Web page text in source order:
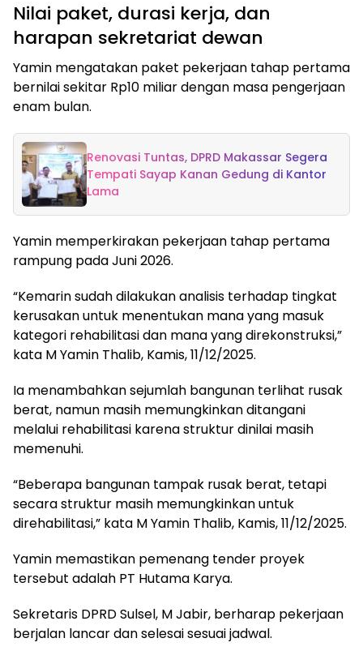
Nilai paket, durasi kerja, dan
harapan sekretariat dewan
Yamin mengatakan paket pekerjaan tahap pertama
bernilai sekitar Rp10 miliar dengan masa pengerjaan
enam bulan.
Renovasi Tuntas, DPRD Makassar Segera
Tempati Sayap Kanan Gedung di Kantor
Lama
Yamin memperkirakan pekerjaan tahap pertama
rampung pada Juni 2026.
“Kemarin sudah dilakukan analisis terhadap tingkat
kerusakan untuk menentukan mana yang masuk
kategori rehabilitasi dan mana yang direkonstruksi,”
kata M Yamin Thalib, Kamis, 11/12/2025.
Ia menambahkan sejumlah bangunan terlihat rusak
berat, namun masih memungkinkan ditangani
melalui rehabilitasi karena struktur dinilai masih
memenuhi.
“Beberapa bangunan tampak rusak berat, tetapi
secara struktur masih memungkinkan untuk
direhabilitasi,” kata M Yamin Thalib, Kamis, 11/12/2025.
Yamin memastikan pemenang tender proyek
tersebut adalah PT Hutama Karya.
Sekretaris DPRD Sulsel, M Jabir, berharap pekerjaan
berjalan lancar dan selesai sesuai jadwal.